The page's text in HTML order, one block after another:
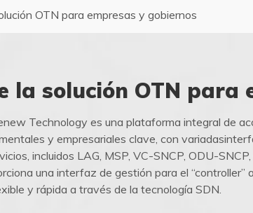
OTN para empresas y gobiernos
la solución OTN para
Technology es una plataforma integral de
y empresariales clave, con
incluidos LAG, MSP, VC-SNCP, ODU-
una interfaz de gestión para el
y rápida a través de la tecnología SDN.